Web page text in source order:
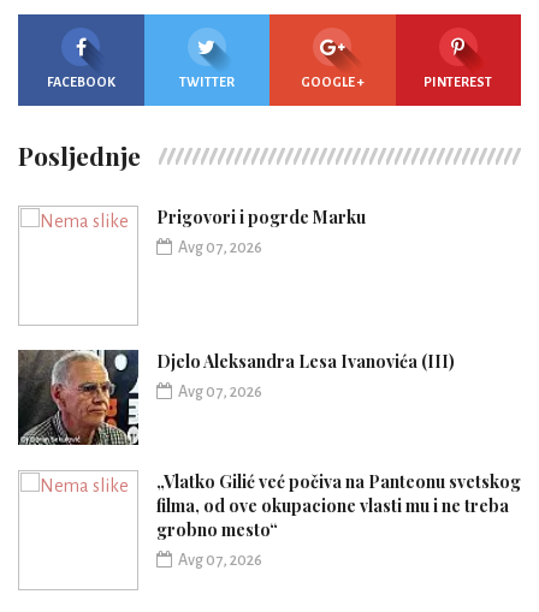
FACEBOOK TWITTER GOOGLE + PINTEREST
Posljednje
Prigovori i pogrde Marku
Avg 07, 2026
Djelo Aleksandra Lesa Ivanovića (III)
Avg 07, 2026
„Vlatko Gilić već počiva na Panteonu svetskog
filma, od ove okupacione vlasti mu i ne treba
grobno mesto“
Avg 07, 2026